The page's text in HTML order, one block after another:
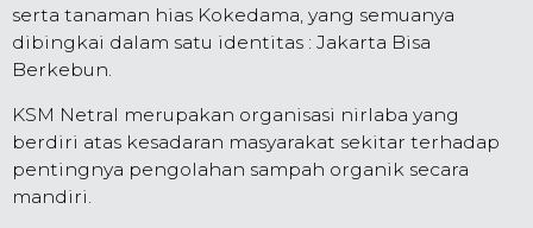
serta tanaman hias Kokedama, yang semuanya
dibingkai dalam satu identitas : Jakarta Bisa
Berkebun.
KSM Netral merupakan organisasi nirlaba yang
berdiri atas kesadaran masyarakat sekitar terhadap
pentingnya pengolahan sampah organik secara
mandiri.